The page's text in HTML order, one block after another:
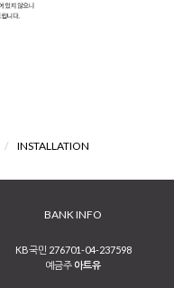
/ INSTALLATION
BANK INFO
KB국민 276701-04-237598
예금주 아트유